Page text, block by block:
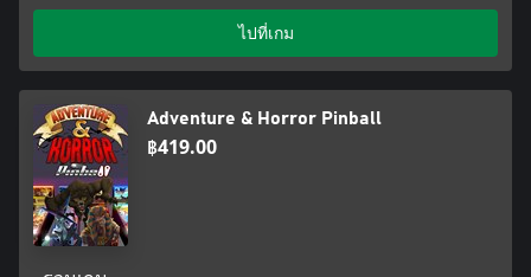
ไปที่เกม
Adventure & Horror Pinball
฿419.00